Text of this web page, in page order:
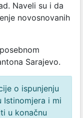
Naveli su i da
novosnovanih
Sarajevo.
o ispunjenju
Istinomjera i mi
u konačnu